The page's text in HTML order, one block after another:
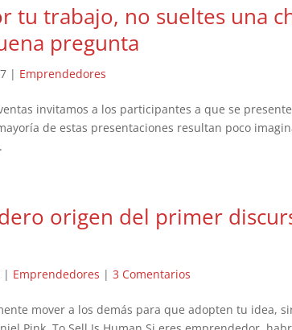
tu trabajo, no sueltes una
pregunta
| Emprendedores
invitamos a los participantes a que se
de estas presentaciones resultan poco
origen del primer
| Emprendedores |3 Comentarios
mover a los demás para que adopten tu idea,